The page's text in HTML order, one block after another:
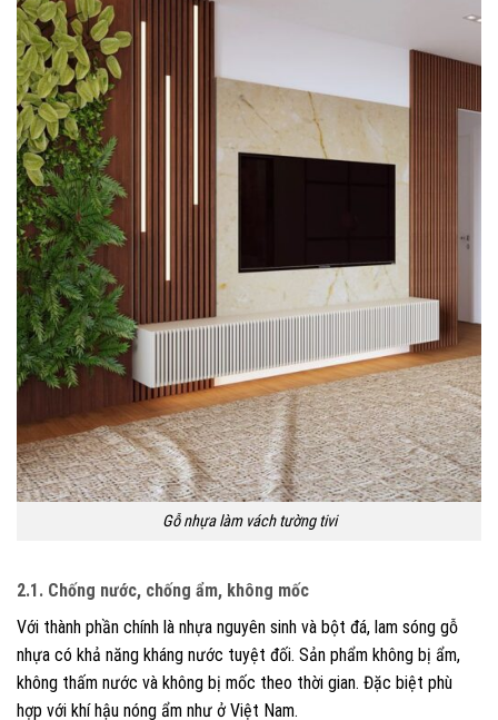
Gỗ nhựa làm vách tường tivi
2.1. Chống nước, chống ẩm, không mốc
Với thành phần chính là nhựa nguyên sinh và bột đá, lam sóng gỗ
nhựa có khả năng kháng nước tuyệt đối. Sản phẩm không bị ẩm,
không thấm nước và không bị mốc theo thời gian. Đặc biệt phù
hợp với khí hậu nóng ẩm như ở Việt Nam.